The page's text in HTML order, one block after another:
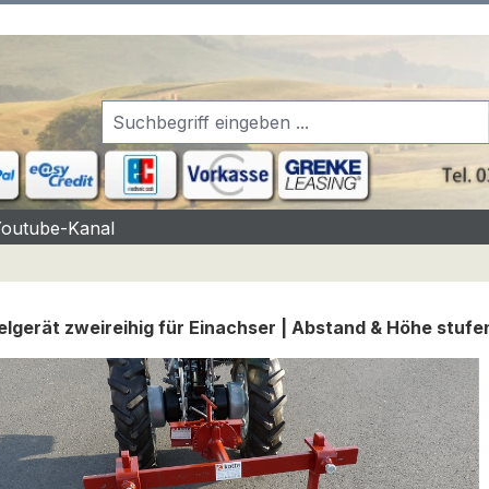
Kanal
zweireihig für Einachser | Abstand & Höhe
überspringen